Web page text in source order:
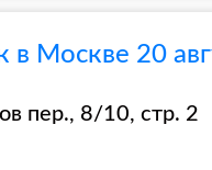
Москве 20
пер., 8/10, стр. 2